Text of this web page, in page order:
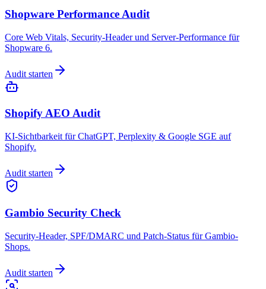
Shopware Performance Audit
Core Web Vitals, Security-Header und Server-Performance für
Shopware 6.
Audit starten
Shopify AEO Audit
KI-Sichtbarkeit für ChatGPT, Perplexity & Google SGE auf
Shopify.
Audit starten
Gambio Security Check
Security-Header, SPF/DMARC und Patch-Status für Gambio-
Shops.
Audit starten